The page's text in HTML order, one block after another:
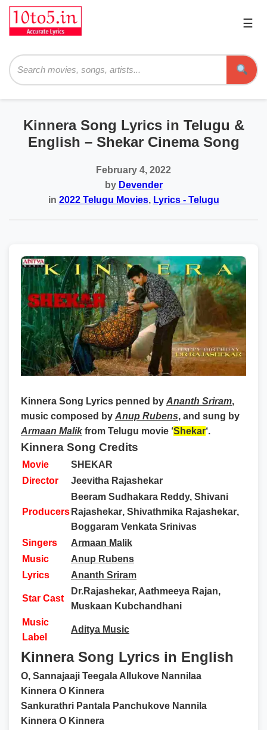
☰
Kinnera Song Lyrics in Telugu &
English – Shekar Cinema Song
February 4, 2022
by Devender
in 2022 Telugu Movies, Lyrics - Telugu
Kinnera Song Lyrics penned by Ananth Sriram,
music composed by Anup Rubens, and sung by
Armaan Malikfrom Telugu movie ‘Shekar‘.
Kinnera Song Credits
Movie
SHEKAR
Director
Jeevitha Rajashekar
Producers
Beeram Sudhakara Reddy, Shivani
Rajashekar, Shivathmika Rajashekar,
Boggaram Venkata Srinivas
Singers
Armaan Malik
Music
Anup Rubens
Lyrics
Ananth Sriram
Star Cast
Dr.Rajashekar, Aathmeeya Rajan,
Muskaan Kubchandhani
Music
Label
Aditya Music
Kinnera Song Lyrics in English
O, Sannajaaji Teegala Allukove Nannilaa
Kinnera O Kinnera
Sankurathri Pantala Panchukove Nannila
Kinnera O Kinnera